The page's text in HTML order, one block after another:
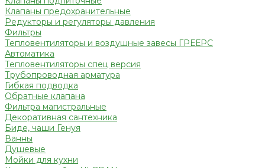
Клапаны предохранительные
Редукторы и регуляторы давления
Фильтры
Тепловентиляторы и воздушные завесы ГРЕЕРС
Автоматика
Тепловентиляторы спец версия
Трубопроводная арматура
Гибкая подводка
Обратные клапана
Фильтра магистральные
Декоративная сантехника
Биде, чаши Генуя
Ванны
Душевые
Мойки для кухни